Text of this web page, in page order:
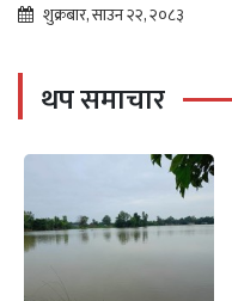
शुक्रबार, साउन २२, २०८३
थप समाचार